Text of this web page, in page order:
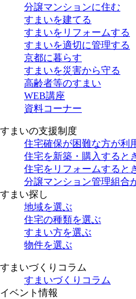
分譲マンションに住む
すまいを建てる
すまいをリフォームする
すまいを適切に管理する
京都に暮らす
すまいを災害から守る
高齢者等のすまい
WEB講座
資料コーナー
すまいの支援制度
住宅確保が困難な方が利
住宅を新築・購入すると
住宅をリフォームすると
分譲マンション管理組合
すまい探し
地域を選ぶ
住宅の種類を選ぶ
すまい方を選ぶ
物件を選ぶ
すまいづくりコラム
すまいづくりコラム
イベント情報